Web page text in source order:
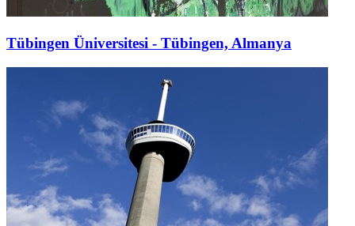
Tübingen Üniversitesi - Tübingen, Almanya